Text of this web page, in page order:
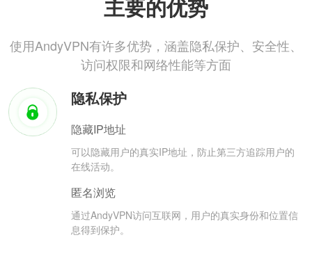
主要的优势
使用AndyVPN有许多优势，涵盖隐私保护、安全性、
访问权限和网络性能等方面
隐私保护
隐藏IP地址
可以隐藏用户的真实IP地址，防止第三方追踪用户的
在线活动。
匿名浏览
通过AndyVPN访问互联网，用户的真实身份和位置信
息得到保护。